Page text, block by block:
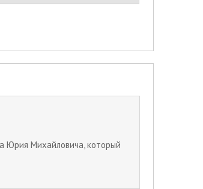
Юрия Михайловича, который